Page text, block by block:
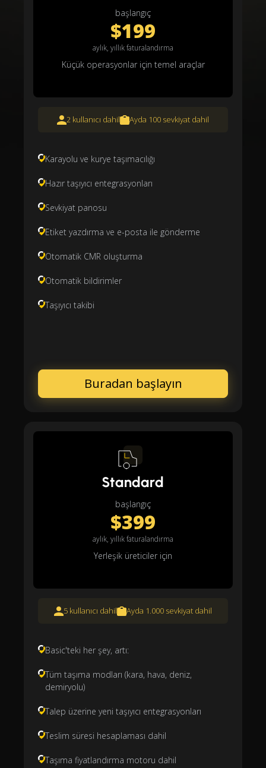
başlangıç
$199
aylık, yıllık faturalandırma
Küçük operasyonlar için temel araçlar
2 kullanıcı dahil Ayda 100 sevkiyat dahil
Karayolu ve kurye taşımacılığı
Hazır taşıyıcı entegrasyonları
Sevkiyat panosu
Etiket yazdırma ve e-posta ile gönderme
Otomatik CMR oluşturma
Otomatik bildirimler
Taşıyıcı takibi
Buradan başlayın
Standard
başlangıç
$399
aylık, yıllık faturalandırma
Yerleşik üreticiler için
5 kullanıcı dahil Ayda 1.000 sevkiyat dahil
Basic'teki her şey, artı:
Tüm taşıma modları (kara, hava, deniz,
demiryolu)
Talep üzerine yeni taşıyıcı entegrasyonları
Teslim süresi hesaplaması dahil
Taşıma fiyatlandırma motoru dahil